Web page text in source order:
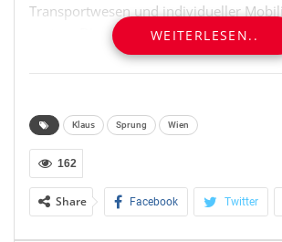
Transportwesen und individueller
gestern Dienstagnachmittag im
Strategic Session im Rahmen der TRA
größter Verkehrsforschungskonferenz
Autobahnbetreiber, sowie mit
Unternehmen hochkarätig besetzten
fasste ASFINAG Vorstand Klaus
aus der Sicht des Autobahnbetreibers
WEITERLESEN..
Klaus Sprung Wien
162
Share Facebook Twitter